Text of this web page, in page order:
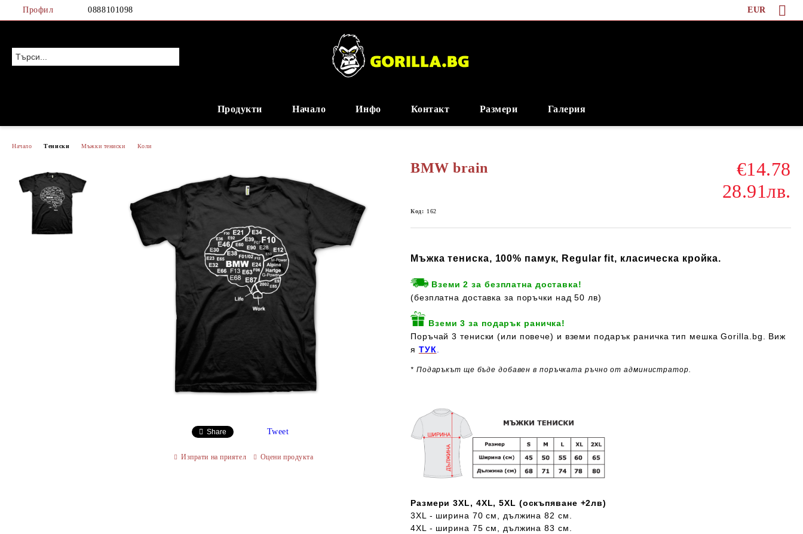
Профил 0888101098 EUR
Продукти Начало Инфо Контакт Размери Галерия
Начало Тениски Мъжки тениски Коли
BMW brain
€14.78
28.91лв.
Код: 162
Мъжка тениска, 100% памук, Regular fit, класическа кройка.
Вземи 2 за безплатна доставка!
(безплатна доставка за поръчки над 50 лв)
Вземи 3 за подарък раничка!
Поръчай 3 тениски (или повече) и вземи подарък раничка тип мешка Gorilla.bg. Виж
я ТУК
* Подаръкът ще бъде добавен в поръчката ръчно от администратор.
Размери 3XL, 4XL, 5XL (оскъпяване +2лв)
3XL - ширина 70 см, дължина 82 см.
4XL - ширина 75 см, дължина 83 см.
Share Tweet
Изпрати на приятел Оцени продукта